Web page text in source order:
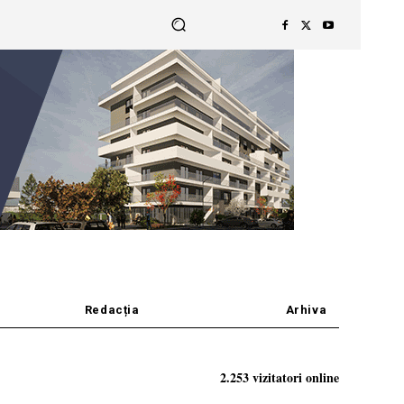
Redacția Arhiva
2.253 vizitatori online